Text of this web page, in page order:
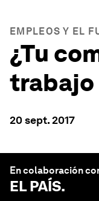
EMPLEOS Y EL
¿Tu
trabajo
20 sept. 2017
En colaboración
EL PAÍS.